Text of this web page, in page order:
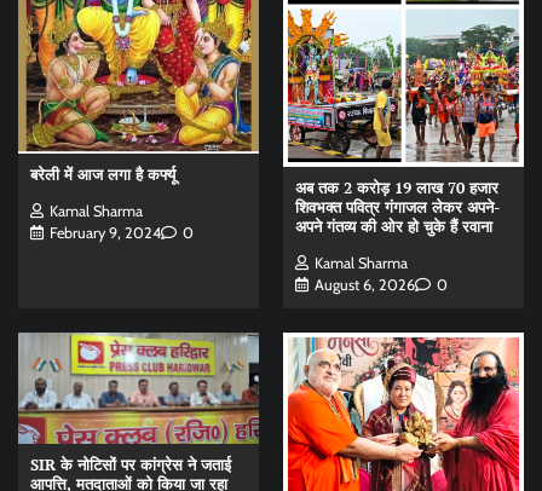
बरेली में आज लगा है कर्फ्यू
Kamal Sharma
February 9, 2024
0
अब तक 2 करोड़ 19 लाख 70 हजार
शिवभक्त पवित्र गंगाजल लेकर अपने-
अपने गंतव्य की ओर हो चुके हैं रवाना
Kamal Sharma
August 6, 2026
0
SIR के नोटिसों पर कांग्रेस ने जताई
आपत्ति, मतदाताओं को किया जा रहा